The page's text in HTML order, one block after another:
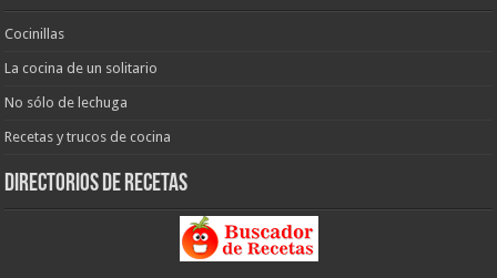
Cocinillas
La cocina de un solitario
No sólo de lechuga
Recetas y trucos de cocina
Directorios de recetas